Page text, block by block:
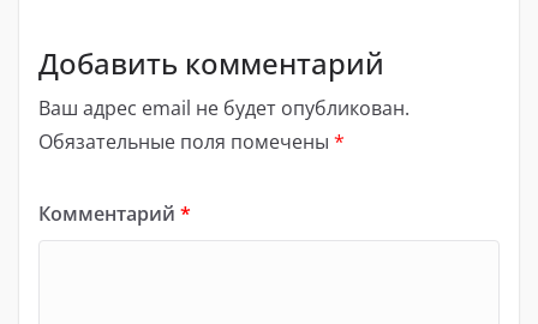
Добавить комментарий
Ваш адрес email не будет опубликован.
Обязательные поля помечены *
Комментарий *